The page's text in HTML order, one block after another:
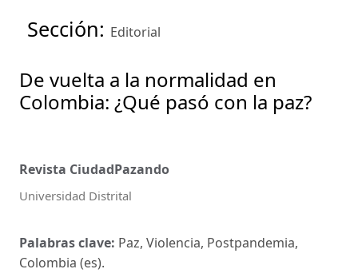
Sección: Editorial
De vuelta a la normalidad en
Colombia: ¿Qué pasó con la paz?
Revista CiudadPazando
Universidad Distrital
Palabras clave: Paz, Violencia, Postpandemia,
Colombia (es).